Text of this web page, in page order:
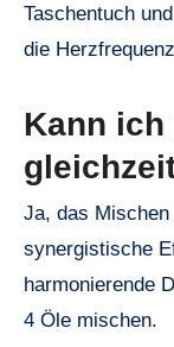
Taschentuch
die
Kann ich
Ja, das
synergistische
harmonierende
4 Öle mischen.